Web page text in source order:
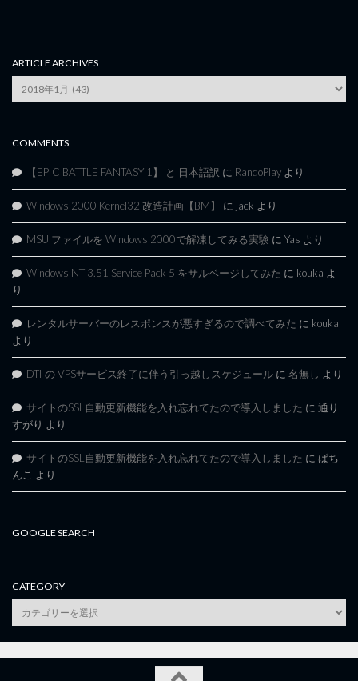
ARTICLE ARCHIVES
Article
Archives
COMMENTS
【EPIC BATTLE FANTASY 1】 と 日本語訳 に RandoPlay より
Windows 2000 Kernel32 改造計画【BM】 に jack より
MSU ファイルを Windows 2000で解凍してみる実験 に Yas より
Windows NT 3.51 Service Pack 5 をサルベージしてみた に kouka よ
り
レンタルサーバーのレスポンスが悪すぎるので調べてみた に kouka
より
DTI の VPSサービス終了に伴う引っ越しスケジュール に 名無し より
サイトのSSL自動更新機能を入れ忘れてたので導入しました に 通り
すがり より
サイトのSSL自動更新機能を入れ忘れてたので導入しました に ぱち
んこ より
GOOGLE SEARCH
CATEGORY
category